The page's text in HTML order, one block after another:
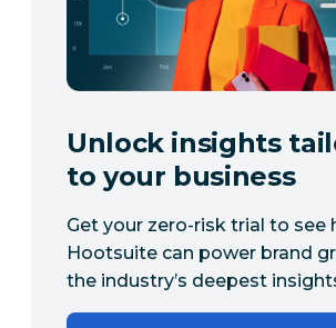
Unlock insights
to your business
Get your zero-risk trial to see
Hootsuite can power brand
the industry’s deepest